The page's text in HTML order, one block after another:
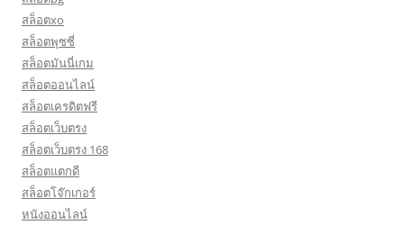
สล็อตxo
สล็อตพุซซี่
สล็อตมันนี่เกม
สล็อตออนไลน์
สล็อตเครดิตฟรี
สล็อตเว็บตรง
สล็อตเว็บตรง 168
สล็อตแตกดี
สล็อตโจ๊กเกอร์
หนังออนไลน์